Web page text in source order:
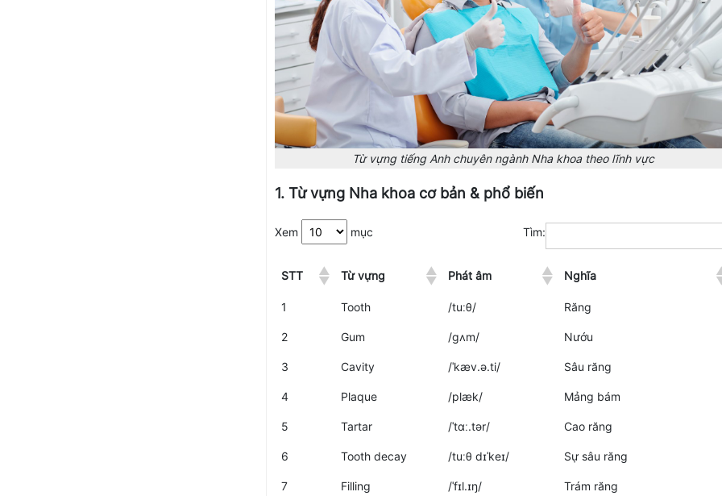
Từ vựng tiếng Anh chuyên ngành Nha khoa theo lĩnh vực
1. Từ vựng Nha khoa cơ bản & phổ biến
Xem mục Tìm:
STT Từ vựng Phát âm Nghĩa
1 Tooth /tuːθ/ Răng
2 Gum /ɡʌm/ Nướu
3 Cavity /ˈkæv.ə.ti/ Sâu răng
4 Plaque /plæk/ Mảng bám
5 Tartar /ˈtɑː.tər/ Cao răng
6 Tooth decay /tuːθ dɪˈkeɪ/ Sự sâu răng
7 Filling /ˈfɪl.ɪŋ/ Trám răng